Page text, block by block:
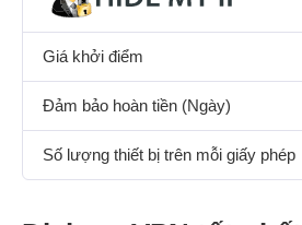
Giá khởi điểm
Đảm bảo hoàn tiền (Ngày)
Số lượng thiết bị trên mỗi giấy phép